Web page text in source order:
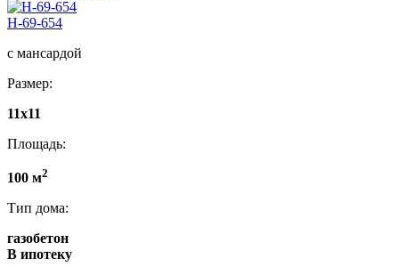
Н-69-654
с мансардой
Размер:
11x11
Площадь:
100 м2
Тип дома:
газобетон
В ипотеку